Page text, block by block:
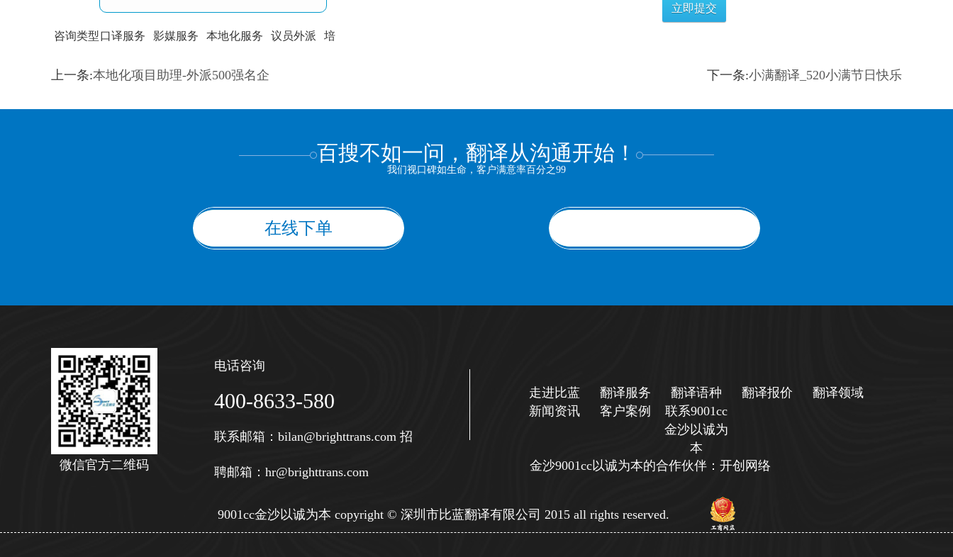
咨询类型口译服务 影媒服务 本地化服务 议员外派 培
训翻译 标准级 专业级 出版级
上一条:本地化项目助理-外派500强名企 下一条:小满翻译_520小满节日快乐
百搜不如一问，翻译从沟通开始！
我们视口碑如生命，客户满意率百分之99
在线下单
微信官方二维码
电话咨询
400-8633-580
联系邮箱： bilan@brighttrans.com 招
聘邮箱： hr@brighttrans.com
走进比蓝 翻译服务 翻译语种 翻译报价
翻译领域
新闻资讯
客户案例
联系9001cc
金沙以诚为
本
金沙9001cc以诚为本的合作伙伴：开创网络
9001cc金沙以诚为本 copyright © 深圳市比蓝翻译有限公司 2015 all rights reserved.